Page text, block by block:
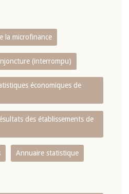
la microfinance
(interrompu)
économiques de
des établissements de
Annuaire statistique